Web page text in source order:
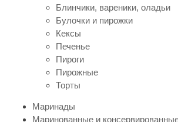
Блинчики, вареники, оладьи
Булочки и пирожки
Кексы
Печенье
Пироги
Пирожные
Торты
Маринады
Маринованные и